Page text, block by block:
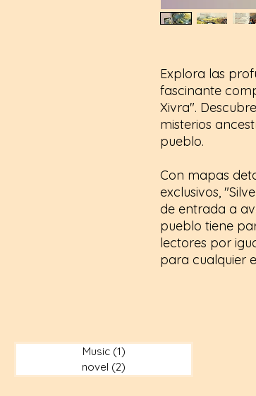
Explora las
fascinante
Xivra".
misterios
pueblo.
Con mapas
exclusivos,
de entrada a
pueblo tiene
lectores por
para cualquier
Music (1)
novel (2)